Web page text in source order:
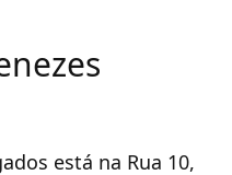
está na Rua 10,